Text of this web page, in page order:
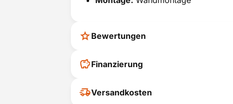
Bewertungen
Ihr Feedback hilft uns, uns ständig zu
ihrer Entscheidung zu helfen.
Finanzierung
Nicht warten - einfach finanzieren!
Versandkosten